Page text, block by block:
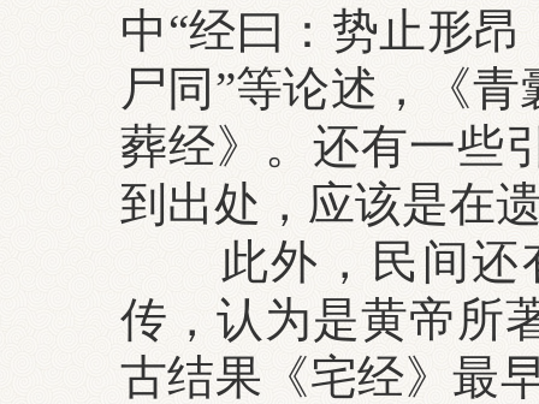
中“经曰：势止形
尸同”等论述，《
葬经》。还有一些
到出处，应该是在
此外，民间还
传，认为是黄帝所
古结果《宅经》最